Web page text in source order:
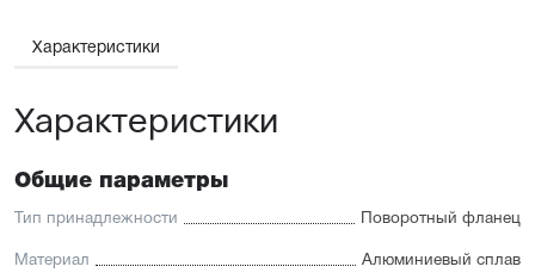
Характеристики
Характеристики
Общие параметры
Тип принадлежности Поворотный фланец
Материал Алюминиевый сплав